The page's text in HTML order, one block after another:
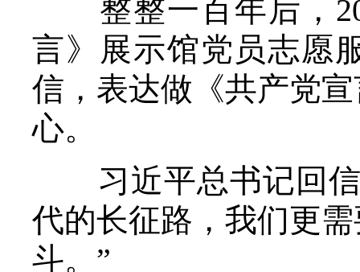
整整一百年后，
言》展示馆党员志愿
信，表达做《共产党
心。
习近平总书记回信
代的长征路，我们更
斗。”